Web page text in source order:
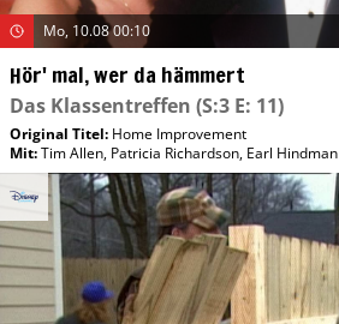
Mo, 10.08 00:10
Hör' mal, wer da hämmert
Das Klassentreffen (S:3 E: 11)
Original Titel: Home Improvement
Mit:Tim Allen, Patricia Richardson, Earl Hindman